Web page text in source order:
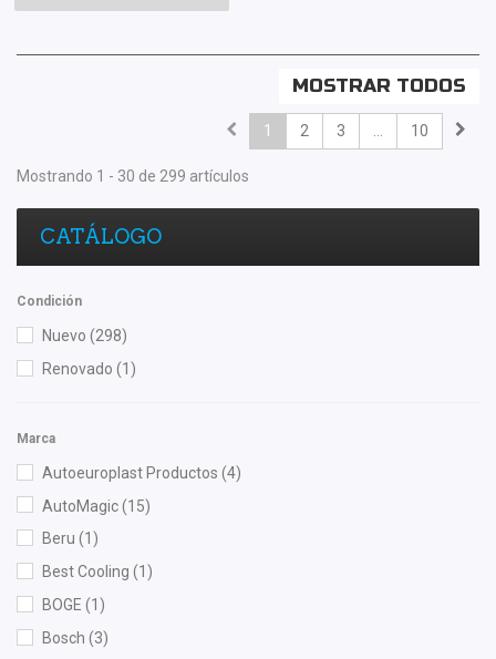
MOSTRAR TODOS
1 2 3 10
Mostrando 1 - 30 de 299 artículos
CATÁLOGO
Condición
Nuevo (298)
Renovado (1)
Marca
Autoeuroplast Productos (4)
AutoMagic(15)
Beru (1)
Best Cooling (1)
BOGE (1)
Bosch (3)